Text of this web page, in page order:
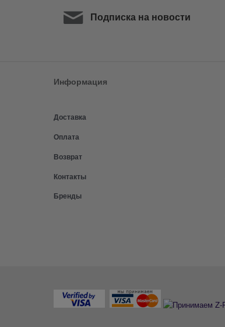
Подписка на новости
Информация
Доставка
Оплата
Возврат
Контакты
Бренды